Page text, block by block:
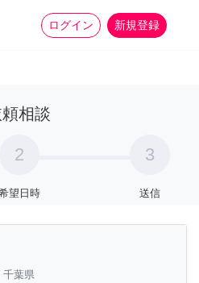
ログイン 新規登録
家事 more_horiz
相談
2
望日時
3
送信
千葉県